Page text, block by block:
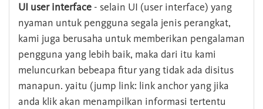
UI user interface - selain UI (user interface) yang
nyaman untuk pengguna segala jenis perangkat,
kami juga berusaha untuk memberikan pengalaman
pengguna yang lebih baik, maka dari itu kami
meluncurkan bebeapa fitur yang tidak ada disitus
manapun. yaitu (jump link: link anchor yang jika
anda klik akan menampilkan informasi tertentu